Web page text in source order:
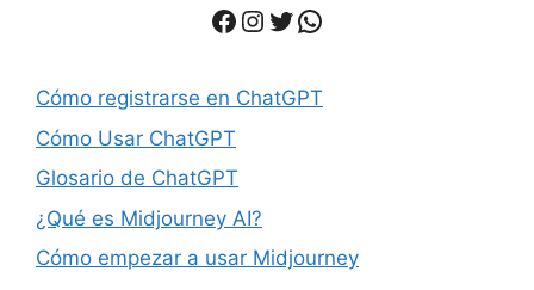
Facebook
Instagram
Twitter
WhatsApp
Cómo registrarse en ChatGPT
Cómo Usar ChatGPT
Glosario de ChatGPT
¿Qué es Midjourney AI?
Cómo empezar a usar Midjourney